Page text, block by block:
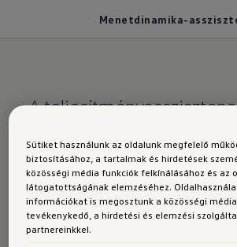
Menetdinamika-
A
A Golf GTI
50:
Sütiket használunk az oldalunk megfelelő
biztosításához, a tartalmak és hirdetések
közösségi média funkciók felkínálásához és az
látogatottságának elemzéséhez.
információkat is megosztunk a közösségi
tevékenykedő, a hirdetési és elemzési
partnereinkkel.